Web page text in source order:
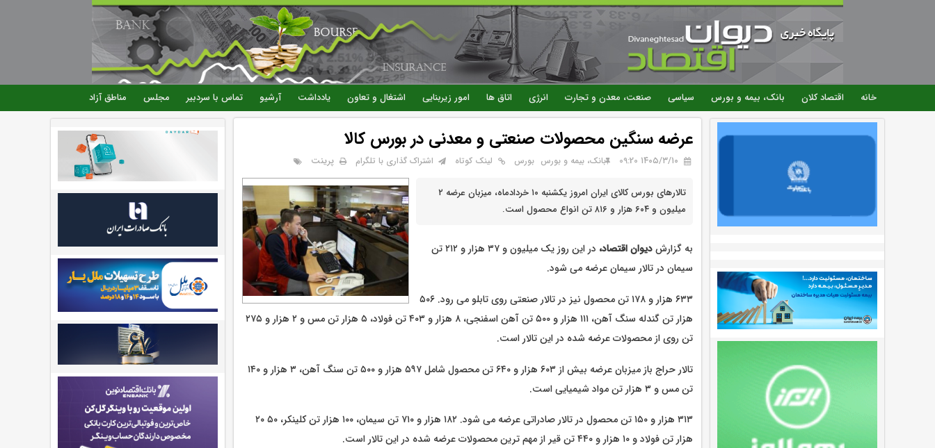
رفتن
به
محتوای
اصلی
خانه اقتصاد کلان بانک، بیمه و بورس سیاسی صنعت، معدن و تجارت انرژی اتاق ها امور زیربنایی اشتغال و تعاون یادداشت آرشیو تماس با سردبیر مجلس مناطق آزاد
عرضه سنگین محصولات صنعتی و معدنی در بورس کالا
۱۴۰۵/۳/۱۰ 09:20 بانک، بیمه و بورس بورس لینک کوتاه اشتراک گذاری با تلگرام پرینت
تالارهای بورس کالای ایران امروز یکشنبه ۱۰ خردادماه، میزبان عرضه ۲
میلیون و ۶۰۴ هزار و ۸۱۶ تن انواع محصول است.
به گزارشدیوان اقتصاد،
در این روز یک میلیون و ۳۷ هزار و ۲۱۲ تن
سیمان در تالار سیمان عرضه می شود.
۶۳۳ هزار و ۱۷۸ تن محصول نیز در تالار صنعتی روی تابلو می رود. ۵۰۶
هزار تن گندله سنگ آهن، ۱۱۱ هزار و ۵۰۰ تن آهن اسفنجی، ۸ هزار و ۴۰۳ تن فولاد، ۵ هزار تن مس و ۲ هزار و ۲۷۵
تن روی از محصولات عرضه شده در این تالار است.
تالار حراج باز میزبان عرضه بیش از ۶۰۳ هزار و ۶۴۰ تن محصول شامل ۵۹۷ هزار و ۵۰۰ تن سنگ آهن، ۳ هزار و ۱۴۰
تن مس و ۳ هزار تن مواد شیمیایی است.
۳۱۳ هزار و ۱۵۰ تن محصول در تالار صادراتی عرضه می شود. ۱۸۲ هزار و ۷۱۰ تن سیمان، ۱۰۰ هزار تن کلینکر، ۵۰ ۲۰
هزار تن فولاد و ۱۰ هزار و ۴۴۰ تن قیر از مهم ترین محصولات عرضه شده در این تالار است.